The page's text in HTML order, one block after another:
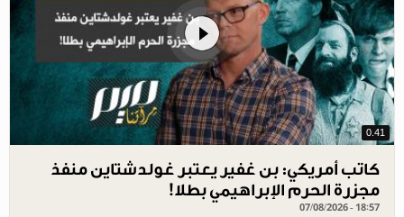
0.41
كاتب أمريكي: بن غفير يعتبر غولدشتاين منفذ
مجزرة الحرم الإبراهيمي بطلا!
07/08/2026 - 18:57